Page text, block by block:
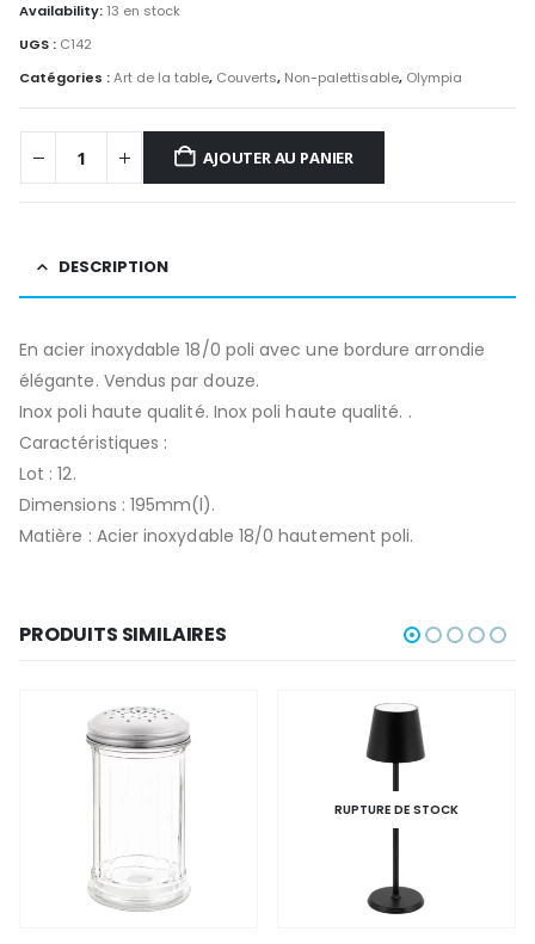
Availability: 13 en stock
UGS : C142
Catégories :Art de la table, Couverts, Non-palettisable, Olympia
AJOUTER AU PANIER
DESCRIPTION
En acier inoxydable 18/0 poli avec une bordure arrondie
élégante. Vendus par douze.
Inox poli haute qualité. Inox poli haute qualité. .
Caractéristiques :
Lot : 12.
Dimensions : 195mm(l).
Matière : Acier inoxydable 18/0 hautement poli.
PRODUITS SIMILAIRES
RUPTURE DE STOCK